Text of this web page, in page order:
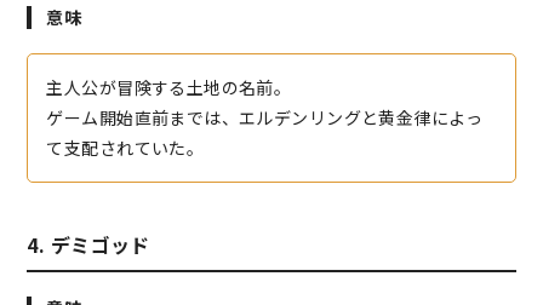
意味
主人公が冒険する土地の名前。
ゲーム開始直前までは、エルデンリングと黄金律によっ
て支配されていた。
4. デミゴッド